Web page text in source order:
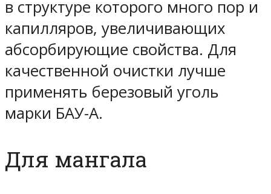
в структуре которого много пор и
капилляров, увеличивающих
абсорбирующие свойства. Для
качественной очистки лучше
применять березовый уголь
марки БАУ-А.
Для мангала